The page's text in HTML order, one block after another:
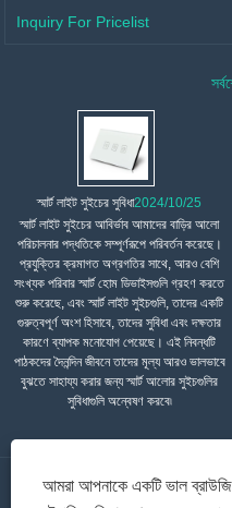
Inquiry For Pricelist
স্মার্ট লাইট সুইচের সুবিধা2024/10/25
স্মার্ট লাইট সুইচের আবির্ভাব আমাদের বাড়ির আলো
পরিচালনার পদ্ধতিকে সম্পূর্ণরূপে পরিবর্তন করেছে।
প্রযুক্তির ক্রমাগত অগ্রগতির সাথে, আরও বেশি
সংখ্যক পরিবার স্মার্ট হোম ডিভাইসগুলি গ্রহণ করতে
শুরু করেছে, এবং স্মার্ট লাইট সুইচগুলি, তাদের একটি
গুরুত্বপূর্ণ অংশ হিসাবে, তাদের সুবিধা এবং দক্ষতার
কারণে ব্যাপক মনোযোগ পেয়েছে। এই নিবন্ধটি
পাঠকদের দৈনন্দিন জীবনে তাদের মূল্য আরও ভালভাবে
বুঝতে সাহায্য করার জন্য স্মার্ট আলোর সুইচগুলির
সুবিধাগুলি অন্বেষণ করবে৷
বাড়ি আমাদের সম্পর্কে পণ্য
আমরা আপনাকে একটি ভাল